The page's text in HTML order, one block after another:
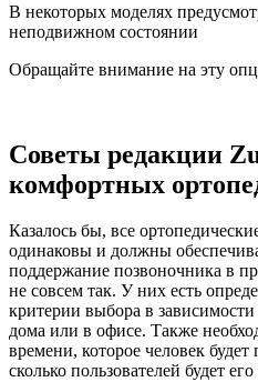
В некоторых моделях
неподвижном состоянии
Обращайте внимание на эту
Советы редакции
комфортных
Казалось бы, все
одинаковы и должны
поддержание позвоночника в
не совсем так. У них есть
критерии выбора в
дома или в офисе. Также
времени, которое человек
сколько пользователей будет